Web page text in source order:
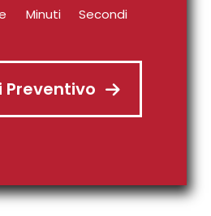
Minuti Secondi
Preventivo